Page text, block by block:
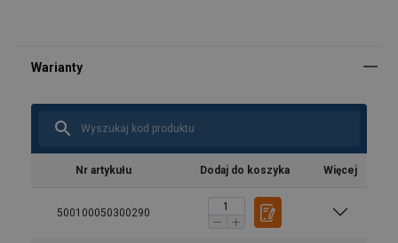
Nr artykułu Dodaj do koszyka Więcej
500100050300290